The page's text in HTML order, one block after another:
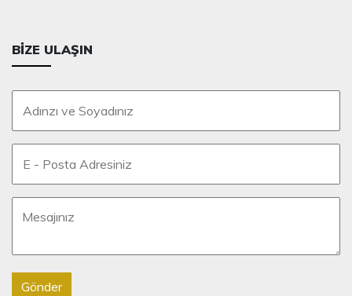
BIZE ULAŞIN
Gönder